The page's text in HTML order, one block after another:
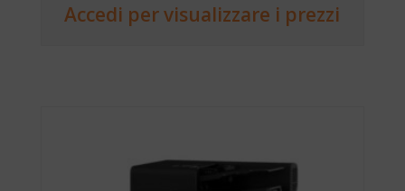
Accedi per visualizzare i prezzi